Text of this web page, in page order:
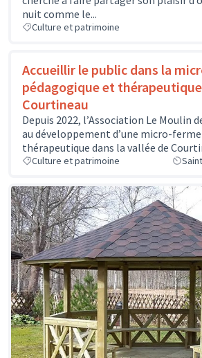
nuit comme le...
Culture et patrimoine
Accueillir le public dans la
pédagogique et
Courtineau
Depuis 2022, l’Association Le Moulin
au développement d’une micro-
thérapeutique dans la vallée de
Culture et patrimoine